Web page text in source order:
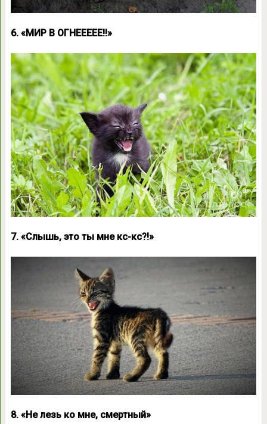
6. «МИР В ОГНЕЕЕЕЕ!!»
7. «Слышь, это ты мне кс-кс?!»
8. «Не лезь ко мне, смертный»